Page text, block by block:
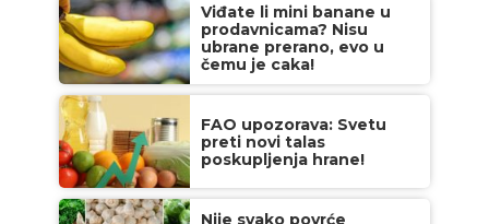
Viđate li mini banane u
prodavnicama? Nisu
ubrane prerano, evo u
čemu je caka!
FAO upozorava: Svetu
preti novi talas
poskupljenja hrane!
Nije svako povrće